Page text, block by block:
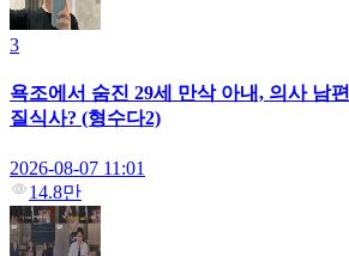
3
욕조에서 숨진 29세 만삭 아내, 의사 남
질식사? (형수다2)
2026-08-07 11:01
14.8만